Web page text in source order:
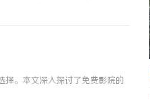
择。本文深入探讨了免费影院的